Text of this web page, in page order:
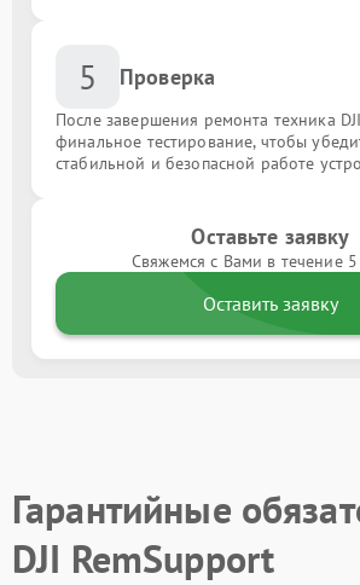
5 Проверка
После завершения ремонта техника
финальное тестирование, чтобы
стабильной и безопасной работе
Оставьте заявку
Свяжемся с Вами в течение
Оставить заявку
Гарантийные
DJI RemSupport